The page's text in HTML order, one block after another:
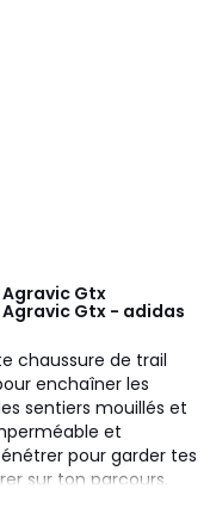
Agravic Gtx
Agravic Gtx - adidas
chaussure de trail
enchaîner les
sentiers mouillés et
et
pour garder tes
sur ton parcours.
assurent une